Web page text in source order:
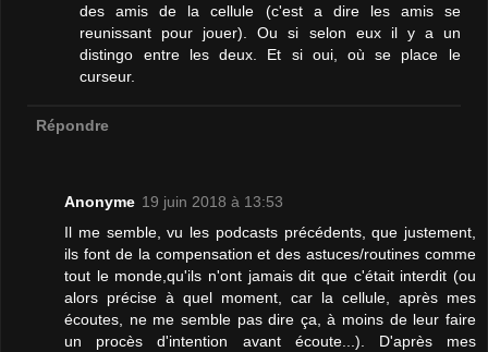
des amis de la cellule (c'est a dire les amis se
reunissant pour jouer). Ou si selon eux il y a un
distingo entre les deux. Et si oui, où se place le
curseur.
Répondre
Anonyme 19 juin 2018 à 13:53
Il me semble, vu les podcasts précédents, que justement,
ils font de la compensation et des astuces/routines comme
tout le monde,qu'ils n'ont jamais dit que c'était interdit (ou
alors précise à quel moment, car la cellule, après mes
écoutes, ne me semble pas dire ça, à moins de leur faire
un procès d'intention avant écoute...). D'après mes